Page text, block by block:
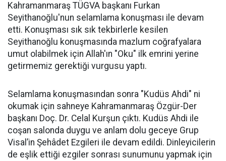
Kahramanmaraş TÜGVA başkanı Furkan
Seyithanoğlu'nun selamlama konuşması ile devam
etti. Konuşması sık sık tekbirlerle kesilen
Seyithanoğlu konuşmasında mazlum coğrafyalara
umut olabilmek için Allah'ın "Oku" ilk emrini yerine
getirmemiz gerektiği vurgusu yaptı.
Selamlama konuşmasından sonra "Kudüs Ahdi" ni
okumak için sahneye Kahramanmaraş Özgür-Der
başkanı Doç. Dr. Celal Kurşun çıktı. Kudüs Ahdi ile
coşan salonda duygu ve anlam dolu geceye Grup
Visal’in Şehâdet Ezgileri ile devam edildi. Dinleyicilerin
de eşlik ettiği ezgiler sonrası sunumunu yapmak için